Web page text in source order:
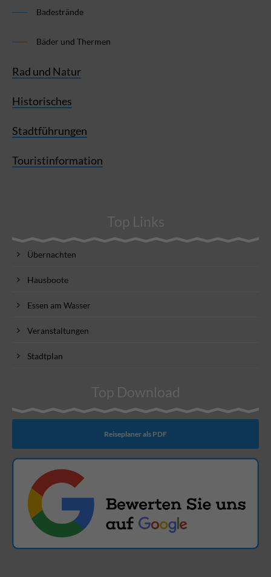
Badestrände
Bäder und Thermen
Rad und Natur
Historisches
Stadtführungen
Touristinformation
Top Links
Übernachten
Hausboote
Essen am Wasser
Veranstaltungen
Stadtplan
Top Download
Reiseplaner als PDF